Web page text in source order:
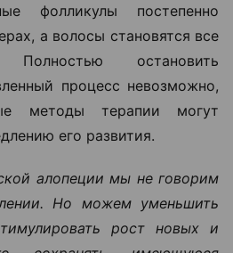
фолликулы постепенно
а волосы становятся все
остановить
процесс невозможно,
методы терапии могут
его развития.
алопеции мы не говорим
Но можем уменьшить
рост новых и